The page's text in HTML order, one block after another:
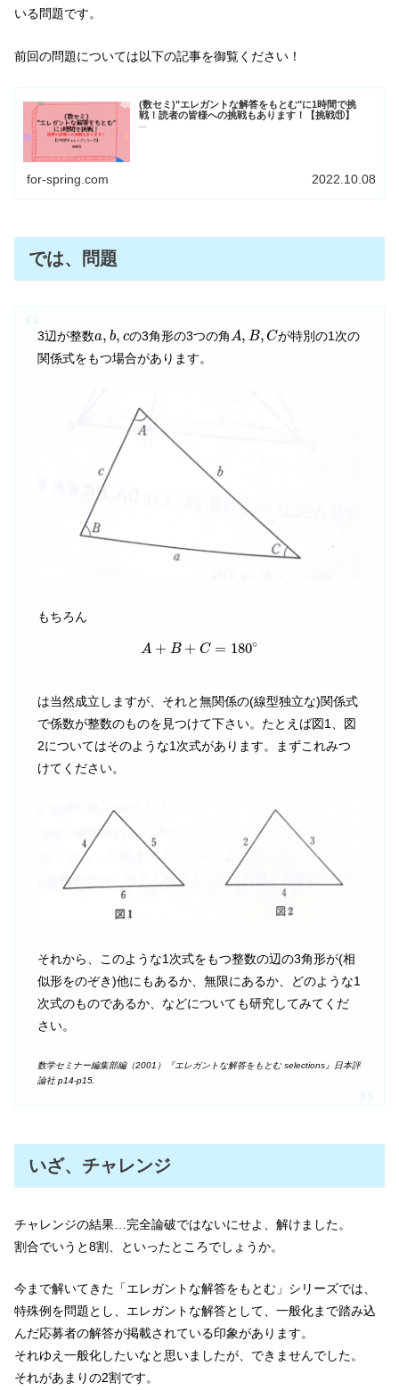
いる問題です。
前回の問題については以下の記事を御覧ください！
(数セミ)"エレガントな解答をもとむ"に1時間で挑
戦！読者の皆様への挑戦もあります！【挑戦⑪】
...
for-spring.com 2022.10.08
では、問題
3辺が整数a, b, c
b の3角形の3つの角A, B, C
A B,C が特別の1次の
関係式をもつ場合があります。
もちろん
A + B + C = 180∘
A B + C= 180 ∘
は当然成立しますが、それと無関係の(線型独立な)関係式
で係数が整数のものを見つけて下さい。たとえば図1、図
2についてはそのような1次式があります。まずこれみつ
けてください。
それから、このような1次式をもつ整数の辺の3角形が(相
似形をのぞき)他にもあるか、無限にあるか、どのような1
次式のものであるか、などについても研究してみてくだ
さい。
数学セミナー編集部編（2001）『エレガントな解答をもとむ selections』日本評
論社p14-p15.
いざ、チャレンジ
チャレンジの結果…完全論破ではないにせよ、解けました。
割合でいうと8割、といったところでしょうか。
今まで解いてきた「エレガントな解答をもとむ」シリーズでは、
特殊例を問題とし、エレガントな解答として、一般化まで踏み込
んだ応募者の解答が掲載されている印象があります。
それゆえ一般化したいなと思いましたが、できませんでした。
それがあまりの2割です。